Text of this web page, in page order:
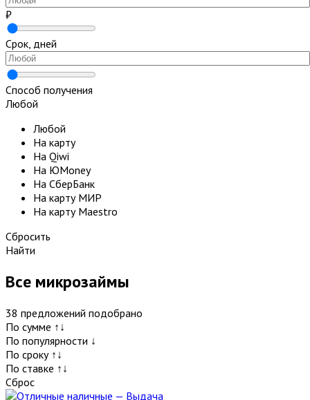
₽
Срок, дней
Способ получения
Любой
Любой
На карту
На Qiwi
На ЮMoney
На СберБанк
На карту МИР
На карту Maestro
Сбросить
Найти
Все микрозаймы
38 предложений подобрано
По сумме ↑↓
По популярности ↓
По сроку ↑↓
По ставке ↑↓
Сброс